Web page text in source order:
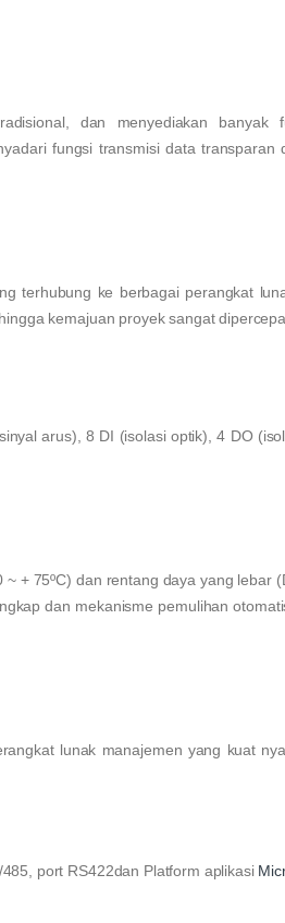
dan menyediakan banyak
fungsi transmisi data transparan
terhubung ke berbagai perangkat
kemajuan proyek sangat
arus), 8 DI (isolasi optik), 4 DO
+ 75ºC) dan rentang daya yang lebar
dan mekanisme pemulihan
lunak manajemen yang kuat
port RS422dan Platform aplikasi